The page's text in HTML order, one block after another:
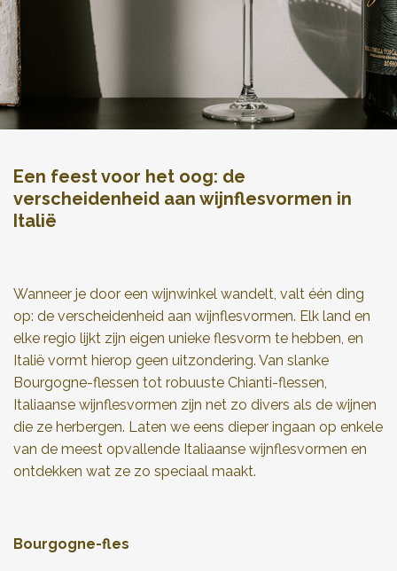
Een feest voor het oog: de
verscheidenheid aan wijnflesvormen in
Italië
Wanneer je door een wijnwinkel wandelt, valt één ding
op: de verscheidenheid aan wijnflesvormen. Elk land en
elke regio lijkt zijn eigen unieke flesvorm te hebben, en
Italië vormt hierop geen uitzondering. Van slanke
Bourgogne-flessen tot robuuste Chianti-flessen,
Italiaanse wijnflesvormen zijn net zo divers als de wijnen
die ze herbergen. Laten we eens dieper ingaan op enkele
van de meest opvallende Italiaanse wijnflesvormen en
ontdekken wat ze zo speciaal maakt.
Bourgogne-fles